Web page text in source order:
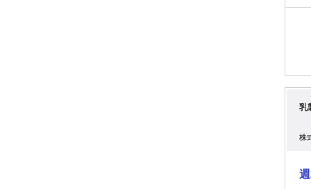
乳
株